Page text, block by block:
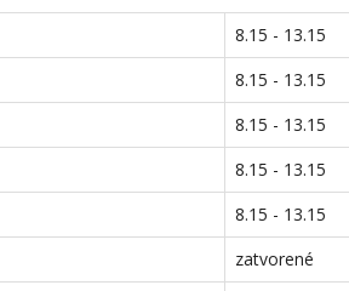
8.15 - 13.15
8.15 - 13.15
8.15 - 13.15
8.15 - 13.15
8.15 - 13.15
zatvorené